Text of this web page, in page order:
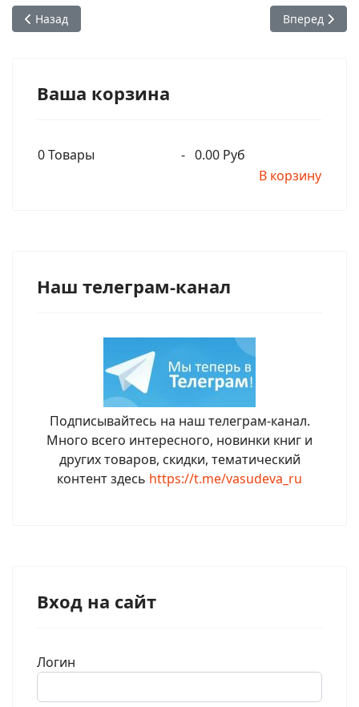
Предыдущий: А.Ч. Бхактиведанта Свами Прабхупада -
Назад Следующий:
Вперед
Ваша корзина
0Товары - 0.00 Руб
В корзину
Наш телеграм-канал
Подписывайтесь на наш телеграм-канал.
Много всего интересного, новинки книг и
других товаров, скидки, тематический
контент здесь https://t.me/vasudeva_ru
Вход на сайт
Логин